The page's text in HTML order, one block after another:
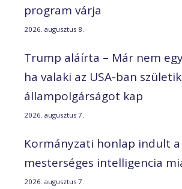
program várja
2026. augusztus 8.
Trump aláírta – Már nem
ha valaki az USA-ban
állampolgárságot kap
2026. augusztus 7.
Kormányzati honlap indult a
mesterséges intelligencia
2026. augusztus 7.